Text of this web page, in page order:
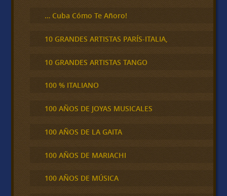
… Cuba Cómo Te Añoro!
10 GRANDES ARTISTAS PARÍS-ITALIA,
10 GRANDES ARTISTAS TANGO
100 % ITALIANO
100 AÑOS DE JOYAS MUSICALES
100 AÑOS DE LA GAITA
100 AÑOS DE MARIACHI
100 AÑOS DE MÚSICA